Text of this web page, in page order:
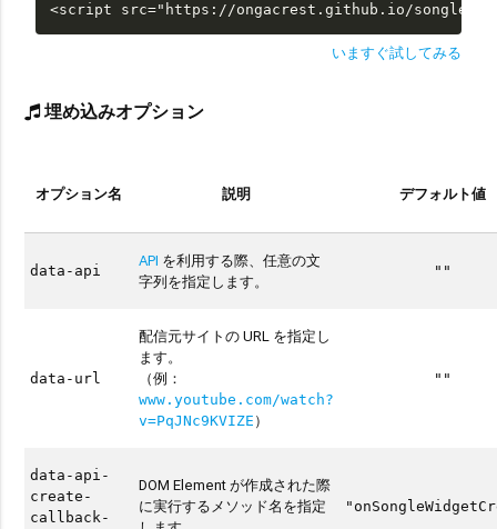
<script src="https://ongacrest.github.io/songle-
いますぐ試してみる
埋め込みオプション
オプション名 説明 デフォルト値
data-api
API を利用する際、任意の文
字列を指定します。
""
data-url
配信元サイトの URL を指定し
ます。
（例：
www.youtube.com/watch?
v=PqJNc9KVIZE ）
""
data-api-
create-
callback-
DOM Element が作成された際
に実行するメソッド名を指定